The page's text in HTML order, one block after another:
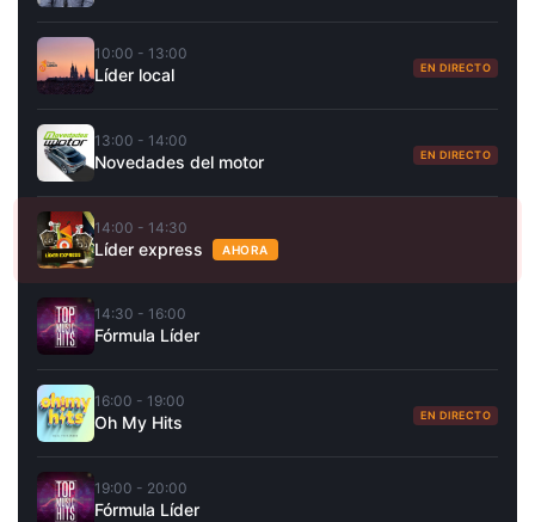
10:00 - 13:00
Líder local EN DIRECTO
13:00 - 14:00
Novedades del motor EN DIRECTO
14:00 - 14:30
Líder express AHORA
14:30 - 16:00
Fórmula Líder
16:00 - 19:00
Oh My Hits EN DIRECTO
19:00 - 20:00
Fórmula Líder